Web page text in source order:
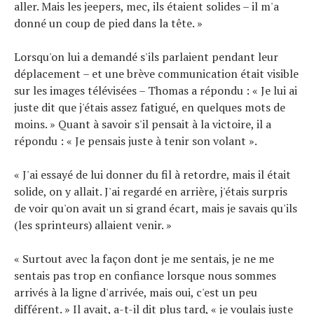
aller. Mais les jeepers, mec, ils étaient solides – il m'a
donné un coup de pied dans la tête. »
Lorsqu'on lui a demandé s'ils parlaient pendant leur
déplacement – et une brève communication était visible
sur les images télévisées – Thomas a répondu : « Je lui ai
juste dit que j'étais assez fatigué, en quelques mots de
moins. » Quant à savoir s'il pensait à la victoire, il a
répondu : « Je pensais juste à tenir son volant ».
« J'ai essayé de lui donner du fil à retordre, mais il était
solide, on y allait. J'ai regardé en arrière, j'étais surpris
de voir qu'on avait un si grand écart, mais je savais qu'ils
(les sprinteurs) allaient venir. »
« Surtout avec la façon dont je me sentais, je ne me
sentais pas trop en confiance lorsque nous sommes
arrivés à la ligne d'arrivée, mais oui, c'est un peu
différent. » Il avait, a-t-il dit plus tard, « je voulais juste